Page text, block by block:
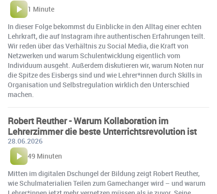
1 Minute
In dieser Folge bekommst du Einblicke in den Alltag einer echten
Lehrkraft, die auf Instagram ihre authentischen Erfahrungen teilt.
Wir reden über das Verhältnis zu Social Media, die Kraft von
Netzwerken und warum Schulentwicklung eigentlich vom
Individuum ausgeht. Außerdem diskutieren wir, warum Noten nur
die Spitze des Eisbergs sind und wie Lehrer*innen durch Skills in
Organisation und Selbstregulation wirklich den Unterschied
machen.
Robert Reuther - Warum Kollaboration im
Lehrerzimmer die beste Unterrichtsrevolution ist
28.06.2026
49 Minuten
Mitten im digitalen Dschungel der Bildung zeigt Robert Reuther,
wie Schulmaterialien Teilen zum Gamechanger wird – und warum